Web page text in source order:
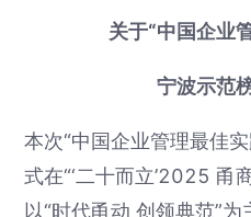
关于“中国企业
宁波示范
本次“中国企业管理最佳
式在“‘二十而立’2025 甬
以“时代甬动 创领典范”